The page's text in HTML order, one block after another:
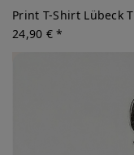
Print T-Shirt Lübeck
24,90 € *